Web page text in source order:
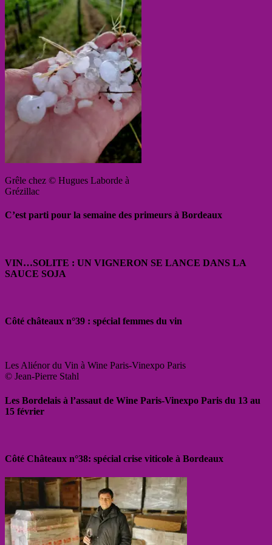
Grêle chez © Hugues Laborde à
Grézillac
C’est parti pour la semaine des primeurs à Bordeaux
VIN…SOLITE : UN VIGNERON SE LANCE DANS LA
SAUCE SOJA
Côté châteaux n°39 : spécial femmes du vin
Les Aliénor du Vin à Wine Paris-Vinexpo Paris
© Jean-Pierre Stahl
Les Bordelais à l’assaut de Wine Paris-Vinexpo Paris du 13 au
15 février
Côté Châteaux n°38: spécial crise viticole à Bordeaux